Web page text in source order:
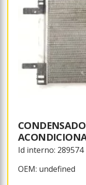
Id interno: 289574
OEM: undefined